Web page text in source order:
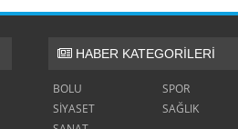
HABER KATEGORİLERİ
BOLU
SPOR
SİYASET
SAĞLIK